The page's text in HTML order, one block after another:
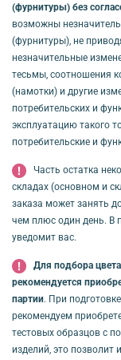
(фурнитуры) без
возможны
(фурнитуры), не
незначительные
тесьмы, соотношения
(намотки) и другие
потребительских и
эксплуатацию такого
потребительские и
Часть остатка
складах (основном и
заказа может занять
чем плюс один день. В
уведомит вас.
Для подбора
рекомендуется
партии. При
рекомендуем
тестовых образцов с
изделий, это